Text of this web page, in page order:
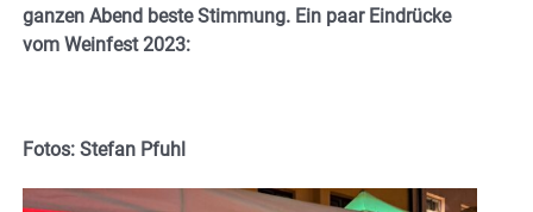
ganzen Abend beste Stimmung. Ein paar Eindrücke
vom Weinfest 2023:
Fotos: Stefan Pfuhl